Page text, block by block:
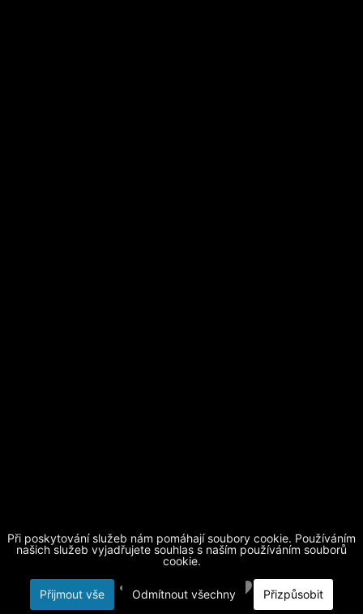
Při poskytování služeb nám pomáhají soubory cookie. Používáním
našich služeb vyjadřujete souhlas s naším používáním souborů
cookie.
Přijmout vše Odmítnout všechny Přizpůsobit